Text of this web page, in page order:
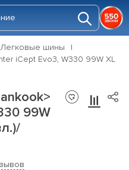
Легковые шины
iCept Evo3, W330 99W XL
99W